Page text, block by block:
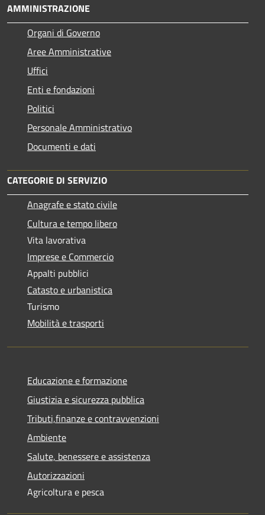
AMMINISTRAZIONE
Organi di Governo
Aree Amministrative
Uffici
Enti e fondazioni
Politici
Personale Amministrativo
Documenti e dati
CATEGORIE DI SERVIZIO
Anagrafe e stato civile
Cultura e tempo libero
Vita lavorativa
Imprese e Commercio
Appalti pubblici
Catasto e urbanistica
Turismo
Mobilità e trasporti
Educazione e formazione
Giustizia e sicurezza pubblica
Tributi,finanze e contravvenzioni
Ambiente
Salute, benessere e assistenza
Autorizzazioni
Agricoltura e pesca